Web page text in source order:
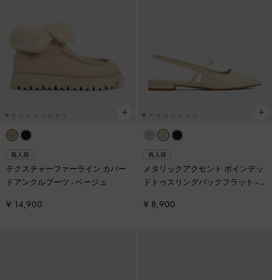
再入荷
テクスチャーファーライン カバー
ドアンクルブーツ -ベージュ
¥ 14,900
再入荷
メタリックアクセント ポインデッ
ドトゥスリングバックフラット -
¥ 8,900